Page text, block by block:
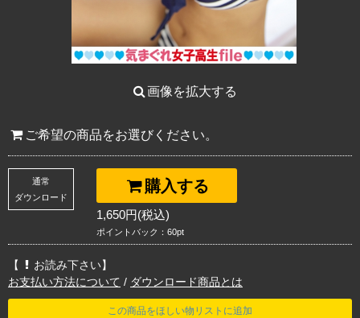
画像を拡大する
ご希望の商品をお選びください。
購入する
通常
ダウンロード
1,650円(税込)
ポイントバック：60pt
【
お読み下さい】
お支払い方法について / ダウンロード商品とは
この商品をほしい物リストに追加